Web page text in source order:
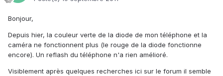
Bonjour,
Depuis hier, la couleur verte de la diode de mon téléphone et la
caméra ne fonctionnent plus (le rouge de la diode fonctionne
encore). Un reflash du téléphone n'a rien amélioré.
Visiblement après quelques recherches ici sur le forum il semble